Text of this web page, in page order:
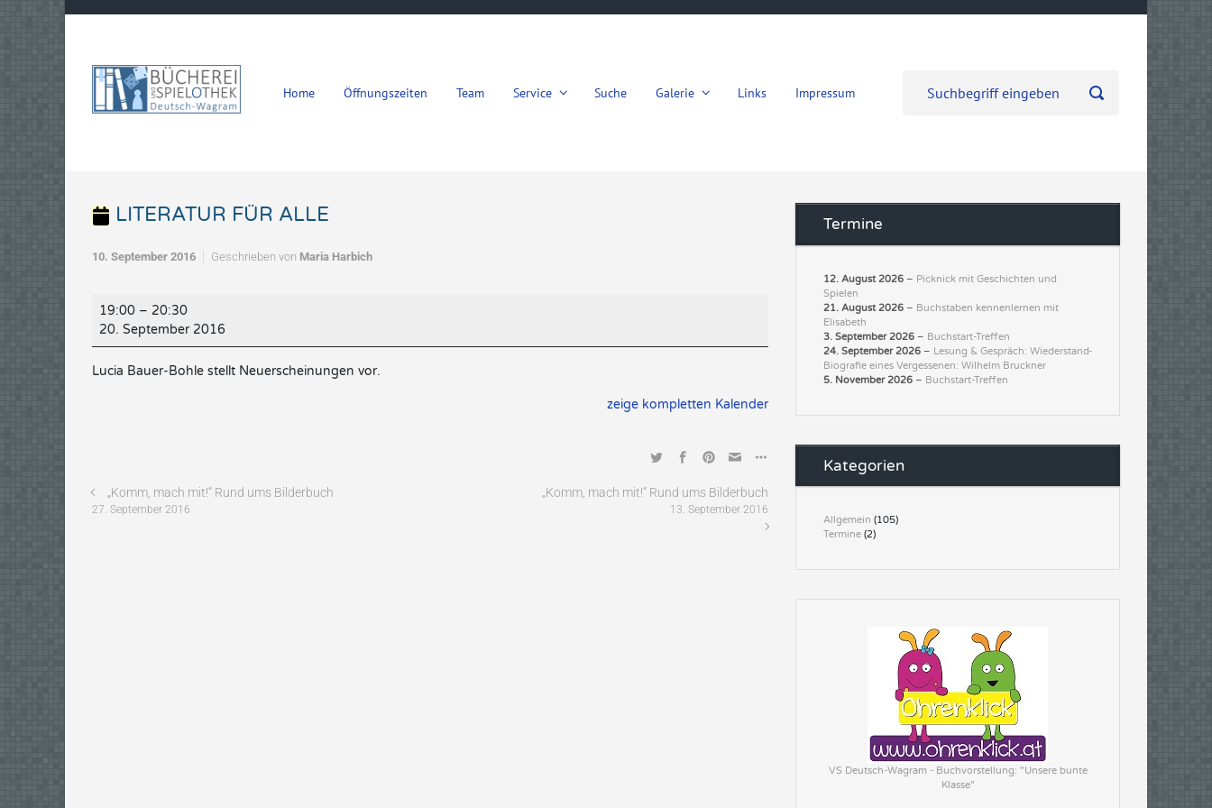
Home Öffnungszeiten Team Service Suche Galerie Links Impressum
LITERATUR FÜR ALLE
10. September 2016 Geschrieben von Maria Harbich
LITERATUR
FÜR
19:00 – 20:30
20. September 2016
Lucia Bauer-Bohle stellt Neuerscheinungen vor.
zeige kompletten Kalender
„Komm, mach mit!“ Rund ums Bilderbuch
27. September 2016
„Komm, mach mit!“ Rund ums Bilderbuch
13. September 2016
Termine
12. August 2026 – Picknick mit Geschichten und
Spielen
21. August 2026 – Buchstaben kennenlernen mit
Elisabeth
3. September 2026 – Buchstart-Treffen
24. September 2026 – Lesung & Gespräch: Wiederstand-
Biografie eines Vergessenen: Wilhelm Bruckner
5. November 2026 – Buchstart-Treffen
Kategorien
Allgemein (105)
Termine (2)
VS Deutsch-Wagram - Buchvorstellung: "Unsere bunte
Klasse"